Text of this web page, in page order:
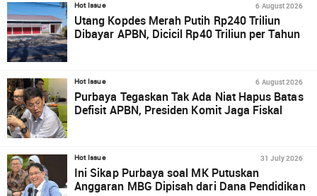
Hot Issue 6 August 2026
Utang Kopdes Merah Putih Rp240 Triliun
Dibayar APBN, Dicicil Rp40 Triliun per Tahun
Hot Issue 6 August 2026
Purbaya Tegaskan Tak Ada Niat Hapus Batas
Defisit APBN, Presiden Komit Jaga Fiskal
Hot Issue 31 July 2026
Ini Sikap Purbaya soal MK Putuskan
Anggaran MBG Dipisah dari Dana Pendidikan